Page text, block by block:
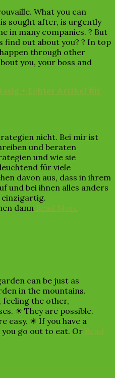
What you can
sought after, is urgently
in many companies. ? But
find out about you? ? In top
through other
you, your boss and
+ Echter Artikel für
nicht. Bei mir ist
und beraten
und wie sie
für viele
davon aus, dass in ihrem
und bei ihnen alles anders
einzigartig.
dann Read More
can be just as
in the mountains.
feeling the other,
☀ They are possible.
easy. ☀ If you have a
you go out to eat. Or Read